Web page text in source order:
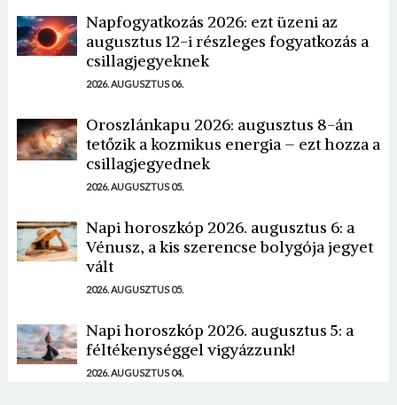
Napfogyatkozás 2026: ezt üzeni az
augusztus 12-i részleges fogyatkozás a
csillagjegyeknek
2026. AUGUSZTUS 06.
Oroszlánkapu 2026: augusztus 8-án
tetőzik a kozmikus energia – ezt hozza a
csillagjegyednek
2026. AUGUSZTUS 05.
Napi horoszkóp 2026. augusztus 6: a
Vénusz, a kis szerencse bolygója jegyet
vált
2026. AUGUSZTUS 05.
Napi horoszkóp 2026. augusztus 5: a
féltékenységgel vigyázzunk!
2026. AUGUSZTUS 04.